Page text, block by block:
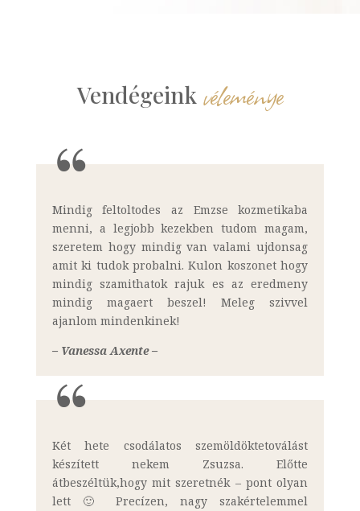
Vendégeink véleménye
Mindig feltoltodes az Emzse kozmetikaba
menni, a legjobb kezekben tudom magam,
szeretem hogy mindig van valami ujdonsag
amit ki tudok probalni. Kulon koszonet hogy
mindig szamithatok rajuk es az eredmeny
mindig magaert beszel! Meleg szivvel
ajanlom mindenkinek!
– Vanessa Axente –
Két hete csodálatos szemöldöktetoválást
készített nekem Zsuzsa. Előtte
átbeszéltük,hogy mit szeretnék – pont olyan
lett 🙂 Precízen, nagy szakértelemmel